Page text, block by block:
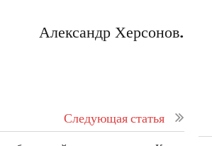
Александр Херсонов.
Следующая статья